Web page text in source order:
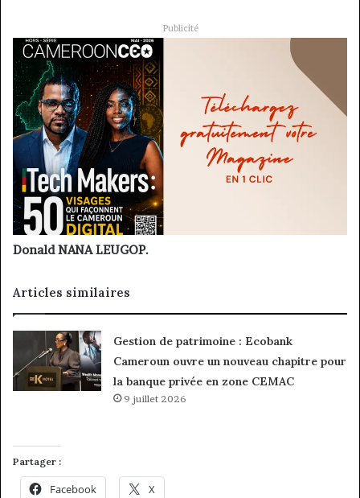
Publicité
Donald NANA LEUGOP.
Articles similaires
Gestion de patrimoine : Ecobank
Cameroun ouvre un nouveau chapitre pour
la banque privée en zone CEMAC
9 juillet 2026
Partager :
Facebook X